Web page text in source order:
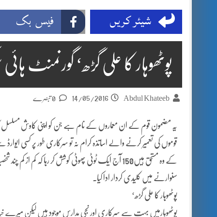
شیئر کریں فیس بک
پوٹھوہار کا علی گڑھ‘ گورنمنٹ
Abdul Khateeb
14/05/2016
یہ مضمون قوم کے ان معماروں کے نام ہے جن کو اپنی کاوش مسلسل کا
قوموں کی تعمیر کرنے والے اساتذہ کرام نہ تو سرکاری طور پر کسی
کے وہ مستحق ہیں150 آج ایک ٹوٹی پھوٹی کوشش کر رہا کہ
سنوارنے میں کلیدی کردار ادا کیا۔
پوٹھوہار کا علی گڑھ‘
پوٹھوہارمیں بہت سے سرکاری اور نجی مدارس موجود ہیں لیکن میرے